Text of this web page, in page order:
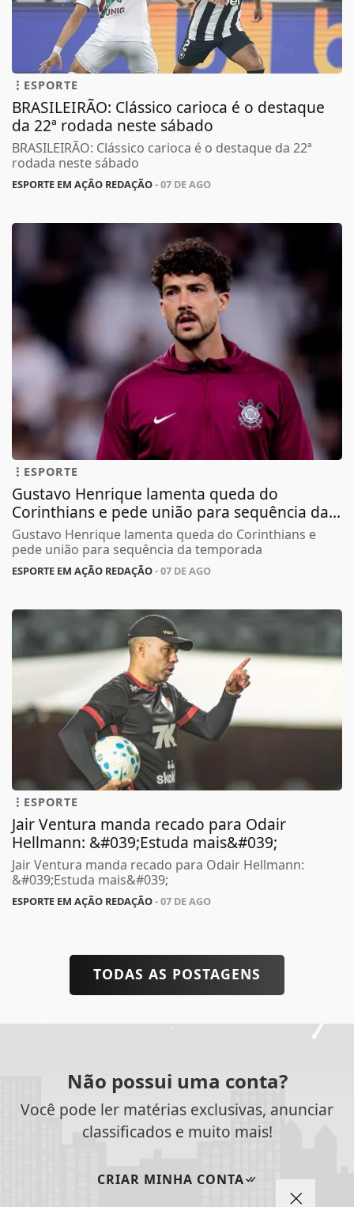
ESPORTE
BRASILEIRÃO: Clássico carioca é o destaque
da 22ª rodada neste sábado
BRASILEIRÃO: Clássico carioca é o destaque da 22ª
rodada neste sábado
ESPORTE EM AÇÃO REDAÇÃO- 07 DE AGO
ESPORTE
Gustavo Henrique lamenta queda do
Corinthians e pede união para sequência da...
Gustavo Henrique lamenta queda do Corinthians e
pede união para sequência da temporada
ESPORTE EM AÇÃO REDAÇÃO- 07 DE AGO
ESPORTE
Jair Ventura manda recado para Odair
Hellmann: &#039;Estuda mais&#039;
Jair Ventura manda recado para Odair Hellmann:
&#039;Estuda mais&#039;
ESPORTE EM AÇÃO REDAÇÃO- 07 DE AGO
TODAS AS POSTAGENS
Não possui uma conta?
Você pode ler matérias exclusivas, anunciar
classificados e muito mais!
CRIAR MINHA CONTA